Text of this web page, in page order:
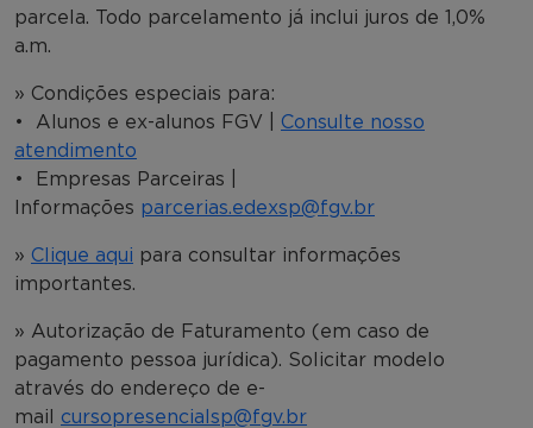
parcela. Todo parcelamento já inclui juros de 1,0%
a.m.
» Condições especiais para:
• Alunos e ex-alunos FGV | Consulte nosso
atendimento
• Empresas Parceiras |
Informações parcerias.edexsp@fgv.br
» Clique aqui para consultar informações
importantes.
» Autorização de Faturamento (em caso de
pagamento pessoa jurídica). Solicitar modelo
através do endereço de e-
mail cursopresencialsp@fgv.br